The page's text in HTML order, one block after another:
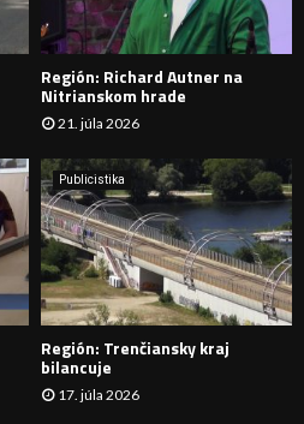
D
A
N
I
E
Región: Richard Autner na
Nitrianskom hrade
21. júla 2026
Publicistika
Región: Trenčiansky kraj
bilancuje
17. júla 2026